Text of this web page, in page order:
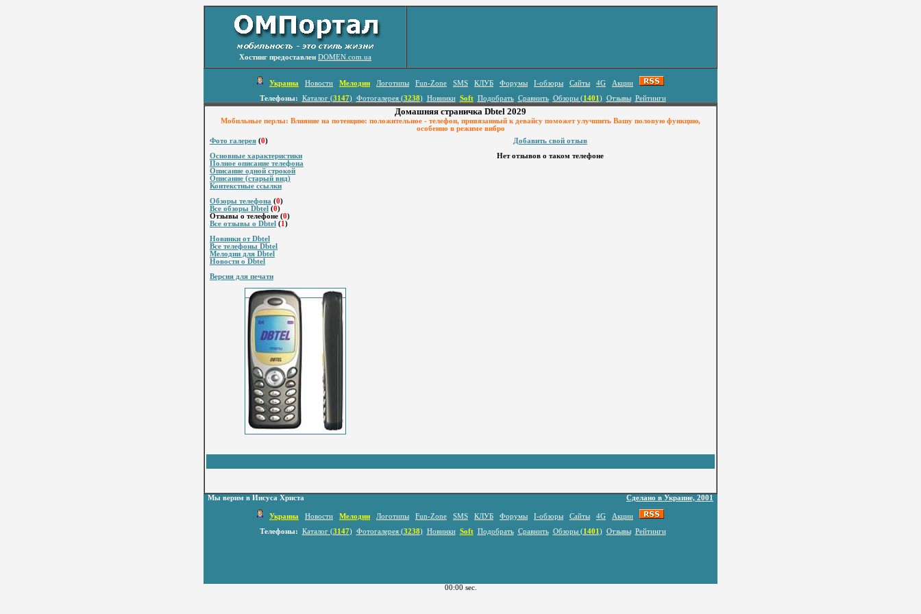
Хостинг предоставлен DOMEN.com.ua
Украина Новости Мелодии Логотипы Fun-Zone SMS КЛУБ Форумы I-обзоры Сайты 4G
Акции
Телефоны:
Каталог (3147) Фотогалерея (3238) Новинки Soft Подобрать Сравнить Обзоры (1401 ) Отзывы Рейтинги
Домашняя страничка Dbtel 2029
Мобильные перлы: Влияние на потенцию: положительное - телефон, пpивязанный к девайсy поможет yлyчшить Вашy половyю фyнкцию,
особенно в pежиме вибpо
Фото галерея (0)
Основные характеристики
Полное описание телефона
Описание одной строкой
Описание (старый вид)
Контекстные ссылки
Обзоры телефона (0)
Все обзоры Dbtel (0)
Отзывы о телефоне (0)
Все отзывы о Dbtel (1 )
Новинки от Dbtel
Все телефоны Dbtel
Мелодии для Dbtel
Новости о Dbtel
Версия для печати
Добавить свой отзыв
Нет отзывов о таком телефоне
Мы верим в Иисуса Христа Сделано в Украине, 2001
Украина Новости Мелодии Логотипы Fun-Zone SMS КЛУБ Форумы I-обзоры Сайты 4G
Акции
Телефоны:
Каталог (3147) Фотогалерея (3238) Новинки Soft Подобрать Сравнить Обзоры (1401 ) Отзывы Рейтинги
00:00 sec.